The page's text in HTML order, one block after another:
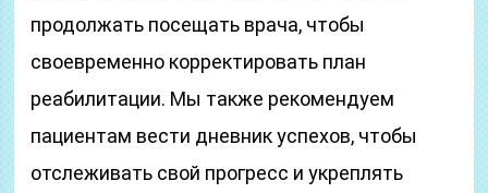
продолжать посещать врача, чтобы
своевременно корректировать план
реабилитации. Мы также рекомендуем
пациентам вести дневник успехов, чтобы
отслеживать свой прогресс и укреплять